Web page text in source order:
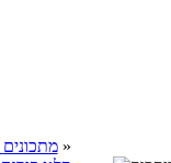
cooks מתכונים»